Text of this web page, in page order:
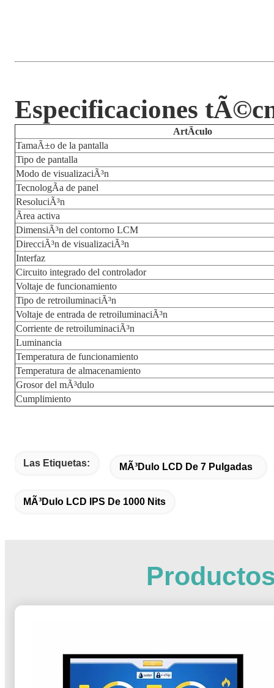
Especificaciones
ArtÃ­culo
TamaÃ±o de la pantalla
Tipo de pantalla
Modo de visualizaciÃ³n
TecnologÃ­a de panel
ResoluciÃ³n
Ãrea activa
DimensiÃ³n del contorno LCM
DirecciÃ³n de visualizaciÃ³n
Interfaz
Circuito integrado del controlador
Voltaje de funcionamiento
Tipo de retroiluminaciÃ³n
Voltaje de entrada de retroiluminaciÃ³n
Corriente de retroiluminaciÃ³n
Luminancia
Temperatura de funcionamiento
Temperatura de almacenamiento
Grosor del mÃ³dulo
Cumplimiento
Las Etiquetas: MÃ³dulo LCD De 7 Pulgadas
MÃ³dulo LCD IPS De 1000 Nits